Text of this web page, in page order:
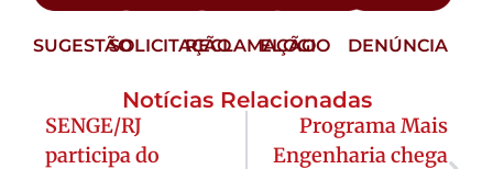
SUGESTÃOSOLICITAÇÃORECLAMAÇÃO
ELOGIO DENÚNCIA
Notícias Relacionadas
SENGE/RJ
participa do
Programa Mais
Engenharia chega